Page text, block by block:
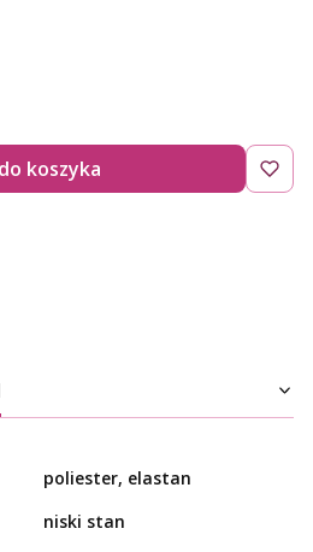
koszyka
poliester, elastan
niski stan